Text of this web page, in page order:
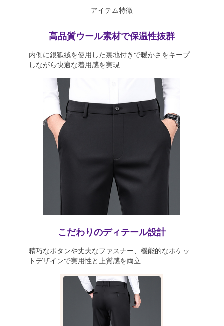
アイテム特徴
高品質ウール素材で保温性抜群
内側に銀狐絨を使用した裏地付きで暖かさをキープ
しながら快適な着用感を実現
こだわりのディテール設計
精巧なボタンや丈夫なファスナー、機能的なポケッ
トデザインで実用性と上質感を両立